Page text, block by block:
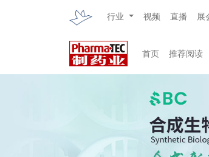
行业 视频 直播 展
首页 推荐阅读